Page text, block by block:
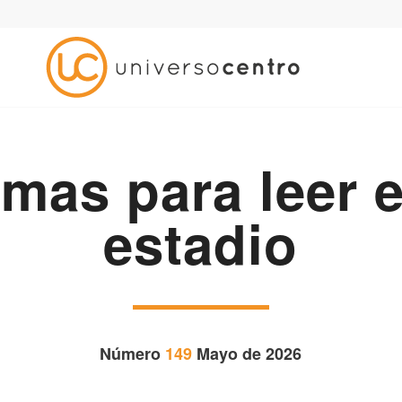
para leer
estadio
Número 149 Mayo de 2026